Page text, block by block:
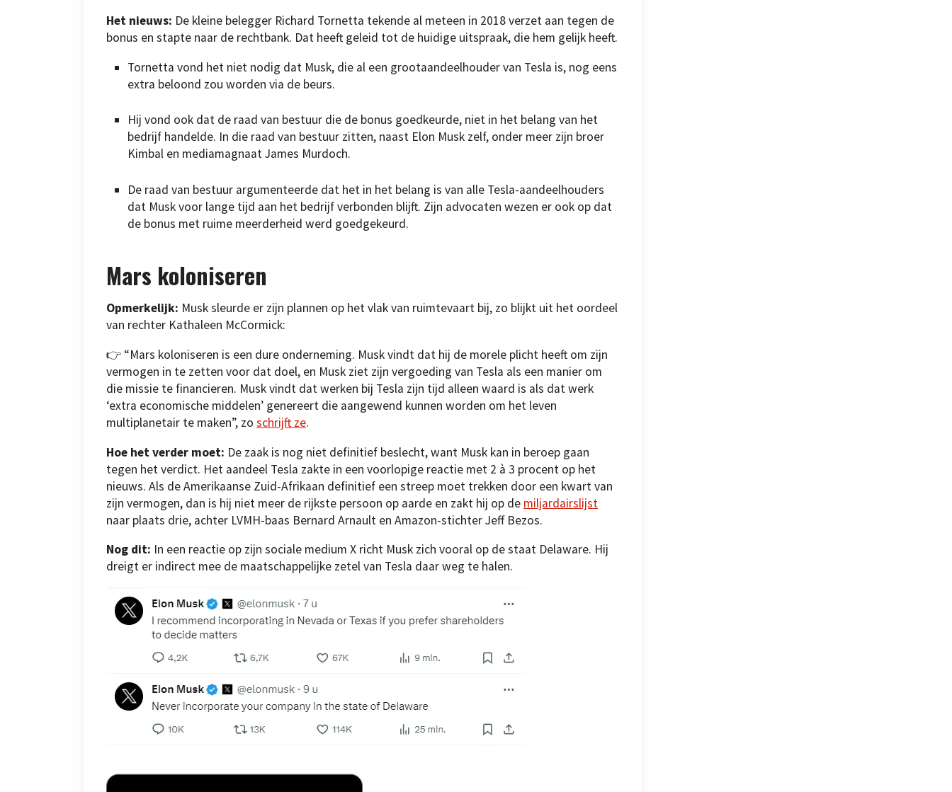
Het nieuws: De kleine belegger Richard Tornetta tekende al meteen in 2018 verzet aan tegen de
bonus en stapte naar de rechtbank. Dat heeft geleid tot de huidige uitspraak, die hem gelijk heeft.
Tornetta vond het niet nodig dat Musk, die al een grootaandeelhouder van Tesla is, nog eens
extra beloond zou worden via de beurs.
Hij vond ook dat de raad van bestuur die de bonus goedkeurde, niet in het belang van het
bedrijf handelde. In die raad van bestuur zitten, naast Elon Musk zelf, onder meer zijn broer
Kimbal en mediamagnaat James Murdoch.
De raad van bestuur argumenteerde dat het in het belang is van alle Tesla-aandeelhouders
dat Musk voor lange tijd aan het bedrijf verbonden blijft. Zijn advocaten wezen er ook op dat
de bonus met ruime meerderheid werd goedgekeurd.
Mars koloniseren
Opmerkelijk: Musk sleurde er zijn plannen op het vlak van ruimtevaart bij, zo blijkt uit het oordeel
van rechter Kathaleen McCormick:
👉 “Mars koloniseren is een dure onderneming. Musk vindt dat hij de morele plicht heeft om zijn
vermogen in te zetten voor dat doel, en Musk ziet zijn vergoeding van Tesla als een manier om
die missie te financieren. Musk vindt dat werken bij Tesla zijn tijd alleen waard is als dat werk
‘extra economische middelen’ genereert die aangewend kunnen worden om het leven
multiplanetair te maken”, zo schrijft ze.
Hoe het verder moet: De zaak is nog niet definitief beslecht, want Musk kan in beroep gaan
tegen het verdict. Het aandeel Tesla zakte in een voorlopige reactie met 2 à 3 procent op het
nieuws. Als de Amerikaanse Zuid-Afrikaan definitief een streep moet trekken door een kwart van
zijn vermogen, dan is hij niet meer de rijkste persoon op aarde en zakt hij op de miljardairslijst
naar plaats drie, achter LVMH-baas Bernard Arnault en Amazon-stichter Jeff Bezos.
Nog dit: In een reactie op zijn sociale medium X richt Musk zich vooral op de staat Delaware. Hij
dreigt er indirect mee de maatschappelijke zetel van Tesla daar weg te halen.